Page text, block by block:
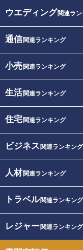
ウエディング関連ラ
通信関連ランキング
小売関連ランキング
生活関連ランキング
住宅関連ランキング
ビジネス 関連ランキング
人材関連ランキング
トラベル関連ランキング
レジャー関連ランキング